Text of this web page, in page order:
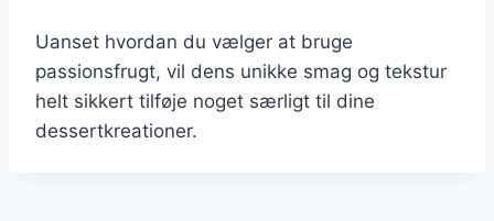
Uanset hvordan du vælger at bruge
passionsfrugt, vil dens unikke smag og tekstur
helt sikkert tilføje noget særligt til dine
dessertkreationer.